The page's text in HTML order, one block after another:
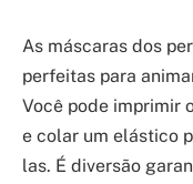
As máscaras dos
perfeitas para
Você pode imprimir
e colar um elástico
las. É diversão